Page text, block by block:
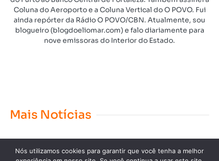
Coluna do Aeroporto e a Coluna Vertical do O POVO. Fui
ainda repórter da Rádio O POVO/CBN. Atualmente, sou
blogueiro (blogdoeliomar.com) e falo diariamente para
nove emissoras do Interior do Estado.
Mais Notícias
Nós utilizamos cookies para garantir que você tenha a melhor